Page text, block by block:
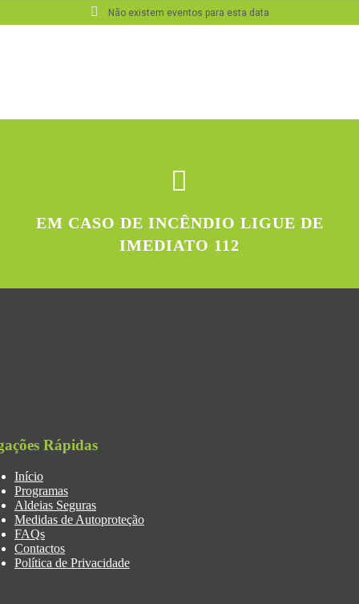
Não existem eventos para esta data
EM CASO DE INCÊNDIO LIGUE DE
IMEDIATO 112
Rápidas
Início
Programas
Aldeias Seguras
Medidas de Autoproteção
FAQs
Contactos
Política de Privacidade